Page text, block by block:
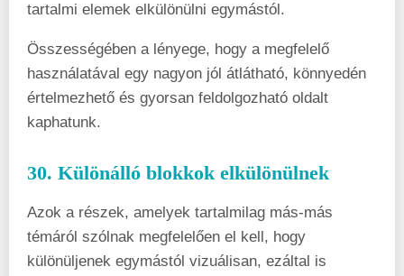
tartalmi elemek elkülönülni egymástól.
Összességében a lényege, hogy a megfelelő
használatával egy nagyon jól átlátható, könnyedén
értelmezhető és gyorsan feldolgozható oldalt
kaphatunk.
30. Különálló blokkok elkülönülnek
Azok a részek, amelyek tartalmilag más-más
témáról szólnak megfelelően el kell, hogy
különüljenek egymástól vizuálisan, ezáltal is